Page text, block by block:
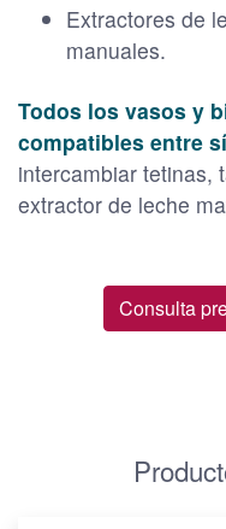
Extractores de
manuales.
Todos los vasos y
compatibles entre sí
intercambiar tetinas,
extractor de leche
Consulta